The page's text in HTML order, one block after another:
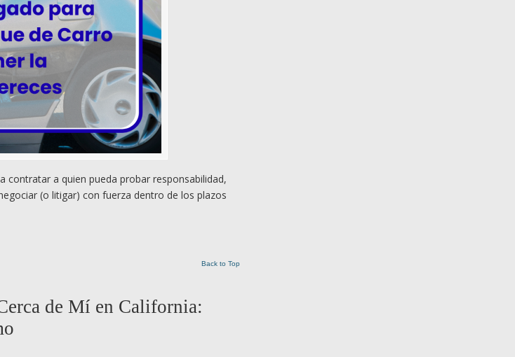
contratar a quien pueda probar responsabilidad,
(o litigar) con fuerza dentro de los plazos
Back to Top
de Mí en California: